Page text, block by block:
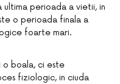
ultima perioada a vietii, in
o perioada finala a
foarte mari.
o boala, ci este
fiziologic, in ciuda